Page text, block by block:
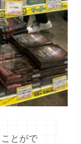
とがで